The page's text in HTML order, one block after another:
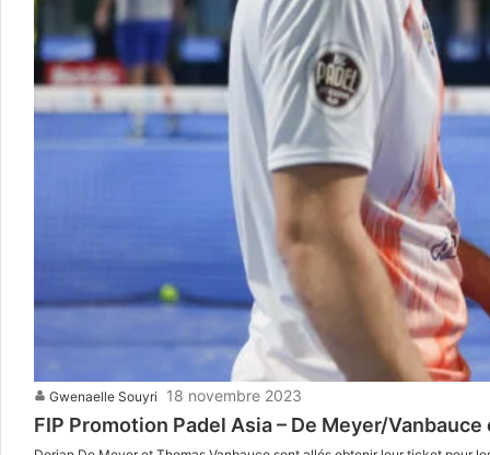
Gwenaelle Souyri 18 novembre 2023
FIP Promotion Padel Asia – De Meyer/Vanbauce